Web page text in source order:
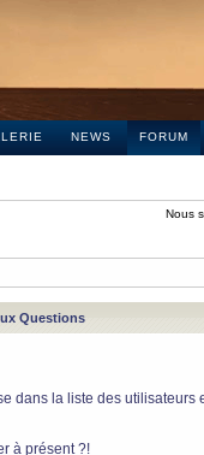
NEWS FORUM
Nous
Questions
dans la liste des utilisateurs
à présent ?!